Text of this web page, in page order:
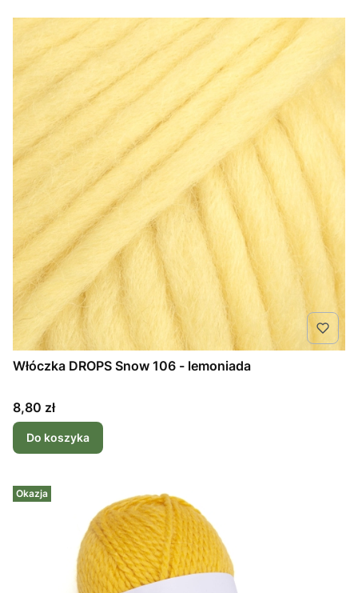
Włóczka DROPS Snow 106 - lemoniada
Cena
8,80 zł
Do koszyka
Okazja